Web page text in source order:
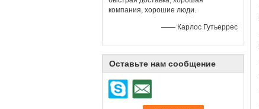
компания, хорошие люди.
—— Карлос Гутьеррес
Оставьте нам сообщение